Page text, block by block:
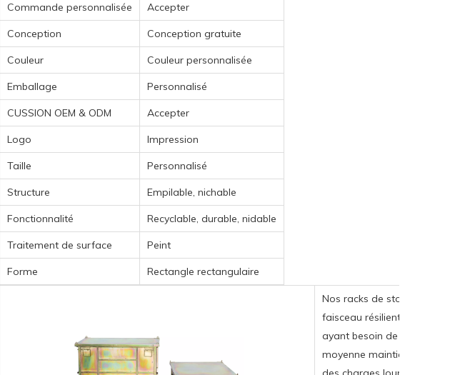
Commande personnalisée Accepter
Conception Conception gratuite
Couleur Couleur personnalisée
Emballage Personnalisé
CUSSION OEM & ODM Accepter
Logo Impression
Taille Personnalisé
Structure Empilable, nichable
Fonctionnalité Recyclable, durable, nidable
Traitement de surface Peint
Forme Rectangle rectangulaire
Nos racks de stockage
faisceau résilient, idéal pour
ayant besoin de solutions de
moyenne maintient des